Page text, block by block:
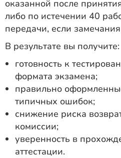
оказанной после
либо по истечении 40
передачи, если
В результате вы получите:
готовность к
формата экзамена;
правильно
типичных ошибок;
снижение риска
комиссии;
уверенность в
аттестации.